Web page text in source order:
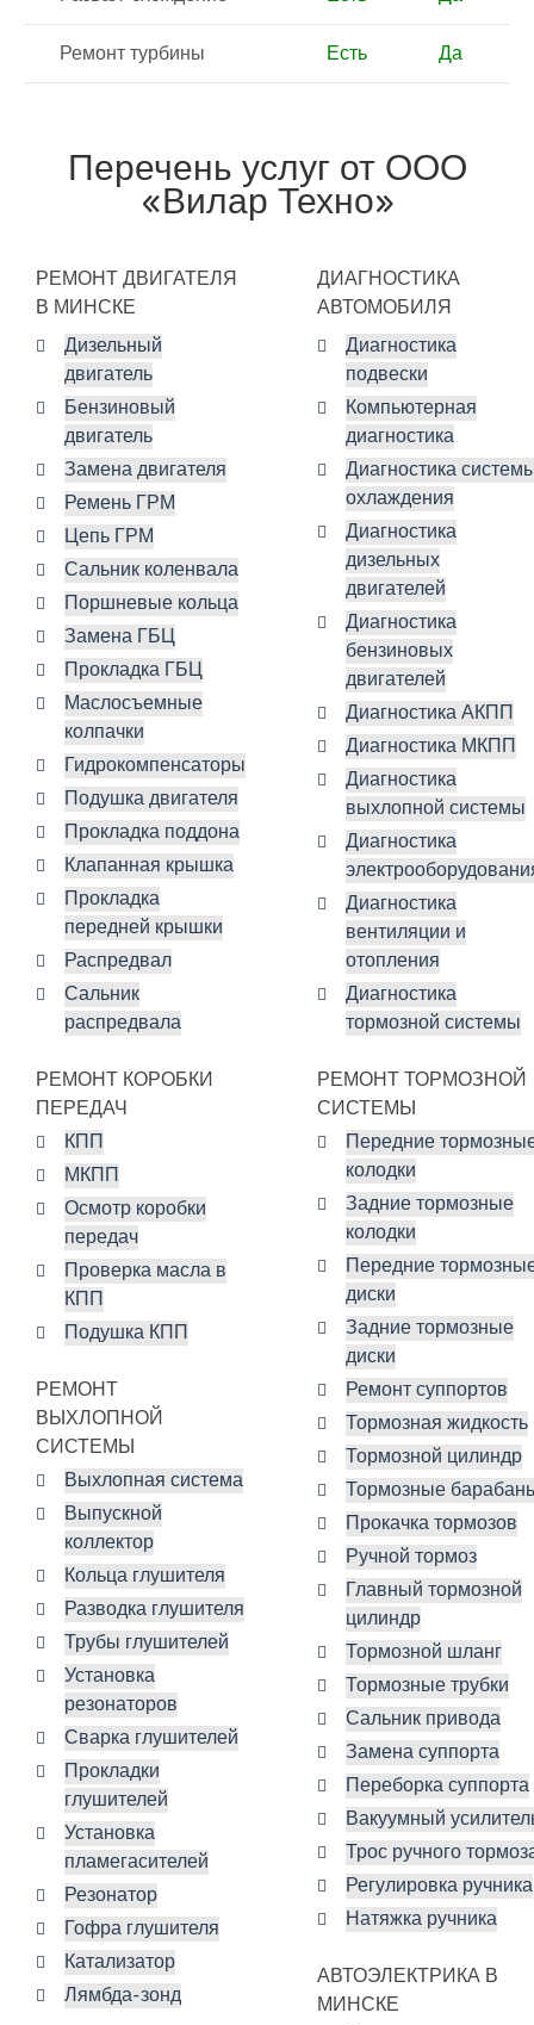
Ремонт турбины Есть Да
Перечень услуг от ООО
«Вилар Техно»
РЕМОНТ ДВИГАТЕЛЯ
В МИНСКЕ
Дизельный
двигатель
Бензиновый
двигатель
Замена двигателя
Ремень ГРМ
Цепь ГРМ
Сальник коленвала
Поршневые кольца
Замена ГБЦ
Прокладка ГБЦ
Маслосъемные
колпачки
Гидрокомпенсаторы
Подушка двигателя
Прокладка поддона
Клапанная крышка
Прокладка
передней крышки
Распредвал
Сальник
распредвала
РЕМОНТ КОРОБКИ
ПЕРЕДАЧ
КПП
МКПП
Осмотр коробки
передач
Проверка масла в
КПП
Подушка КПП
РЕМОНТ
ВЫХЛОПНОЙ
СИСТЕМЫ
Выхлопная система
Выпускной
коллектор
Кольца глушителя
Разводка глушителя
Трубы глушителей
Установка
резонаторов
Сварка глушителей
Прокладки
глушителей
Установка
пламегасителей
Резонатор
Гофра глушителя
Катализатор
Лямбда-зонд
ДИАГНОСТИКА
АВТОМОБИЛЯ
Диагностика
подвески
Компьютерная
диагностика
Диагностика
охлаждения
Диагностика
дизельных
двигателей
Диагностика
бензиновых
двигателей
Диагностика АКПП
Диагностика МКПП
Диагностика
выхлопной системы
Диагностика
Диагностика
вентиляции и
отопления
Диагностика
тормозной системы
РЕМОНТ ТОРМОЗНОЙ
СИСТЕМЫ
Передние
колодки
Задние тормозные
колодки
Передние
диски
Задние тормозные
диски
Ремонт суппортов
Тормозная жидкость
Тормозной цилиндр
Тормозные
Прокачка тормозов
Ручной тормоз
Главный тормозной
цилиндр
Тормозной шланг
Тормозные трубки
Сальник привода
Замена суппорта
Переборка суппорта
Вакуумный
Трос ручного
Регулировка ручника
Натяжка ручника
АВТОЭЛЕКТРИКА В
МИНСКЕ